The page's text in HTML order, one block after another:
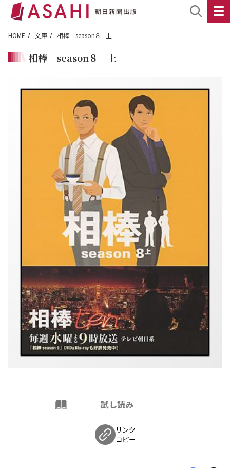
HOME 文庫 相棒 season８ 上
相棒 season８ 上
試し読み
リンク
コピー